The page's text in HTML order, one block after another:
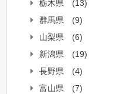
栃木県
(13)
群馬県
(9)
山梨県
(6)
新潟県
(19)
長野県
(4)
富山県
(7)